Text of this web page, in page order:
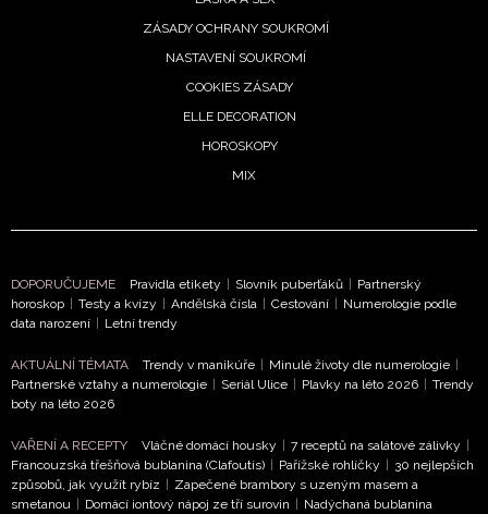
ODESLAT
Přihlášením k newsletteru souhlasíte sObchodními
podmínkami společnosti BurdaMedia Extra s.r.o.a
potvrzujete, že jste se seznámili se Zásadami
ZÁSADY OCHRANY SOUKROMÍ
NASTAVENÍ SOUKROMÍ
COOKIES ZÁSADY
ELLE DECORATION
HOROSKOPY
MIX
DOPORUČUJEME Pravidla etikety Slovník puberťáků
Partnerský
horoskop
Testy a kvízy Andělská čísla Cestování
Numerologie podle
data narození
Letní trendy
AKTUÁLNÍ TÉMATA Trendy v manikúře Minulé životy dle numerologie
Partnerské vztahy a numerologie
Seriál Ulice Plavky na léto 2026
Trendy
boty na léto 2026
VAŘENÍ A RECEPTY Vláčné domácí housky 7 receptů na salátové zálivky
Francouzská třešňová bublanina (Clafoutis)
Pařížské rohlíčky
30 nejlepších
způsobů, jak využít rybíz
Zapečené brambory s uzeným masem a
smetanou
Domácí iontový nápoj ze tří surovin Nadýchaná bublanina